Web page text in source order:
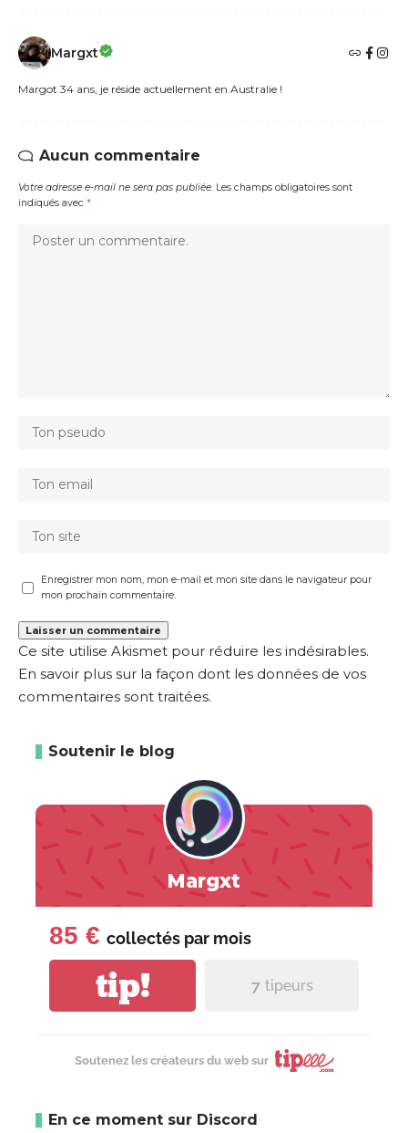
Margxt
Margot 34 ans, je réside actuellement en Australie !
Aucun commentaire
Votre adresse e-mail ne sera pas publiée. Les champs obligatoires sont
indiqués avec *
Enregistrer mon nom, mon e-mail et mon site dans le navigateur pour
mon prochain commentaire.
Ce site utilise Akismet pour réduire les indésirables.
En savoir plus sur la façon dont les données de vos
commentaires sont traitées.
Soutenir le blog
Margxt
85 € collectés par mois
tip! 7 tipeurs
Soutenez les créateurs du web sur
En ce moment sur Discord